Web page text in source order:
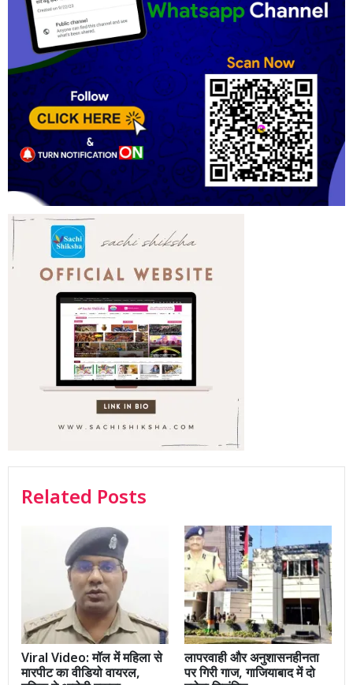
Related Posts
Viral Video: मॉल में महिला से
मारपीट का वीडियो वायरल,
लापरवाही और अनुशासनहीनता
पर गिरी गाज, गाजियाबाद में दो